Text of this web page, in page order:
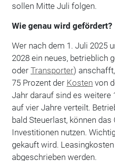
sollen Mitte Juli folgen.
Wie genau wird gefördert?
Wer nach dem 1. Juli 2025
2028 ein neues, betrieblich
oder Transporter)
75 Prozent der Kosten von
Jahr darauf sind es weitere
auf vier Jahre verteilt.
bald Steuerlast, können
Investitionen nutzen.
gekauft wird.
abgeschrieben werden.